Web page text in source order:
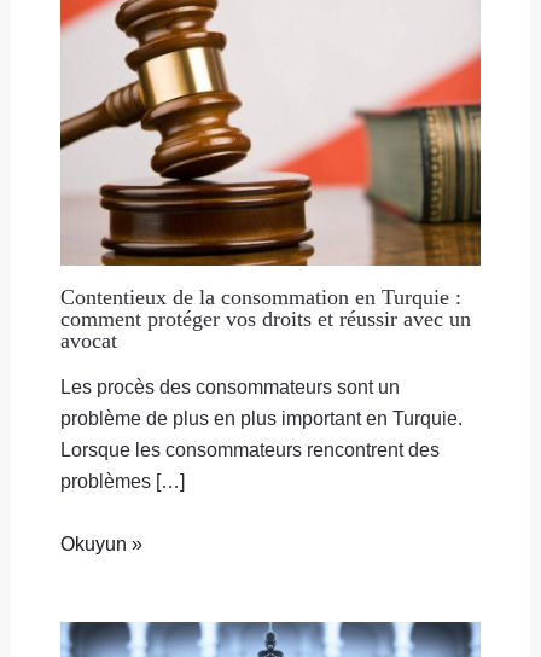
Contentieux de la consommation en Turquie :
comment protéger vos droits et réussir avec un
avocat
Les procès des consommateurs sont un
problème de plus en plus important en Turquie.
Lorsque les consommateurs rencontrent des
problèmes […]
Okuyun »